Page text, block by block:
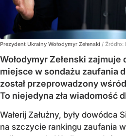
Prezydent Ukrainy Wołodymyr Zełenski / Źródło:
Wołodymyr Zełenski
miejsce w sondażu zaufania
został przeprowadzony
To niejedyna zła wiadomość
Wałerij Załużny, były dowódca
na szczycie rankingu zaufania